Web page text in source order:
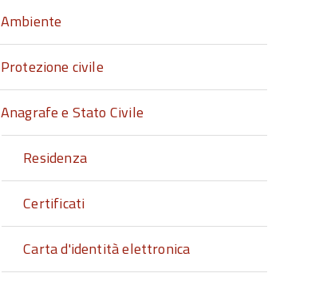
Ambiente
Protezione civile
Anagrafe e Stato Civile
Residenza
Certificati
Carta d'identità elettronica